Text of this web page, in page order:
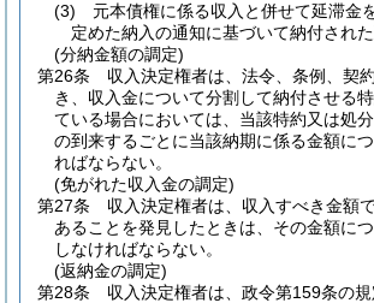
(3)
元本債権に係る収入と併せて延滞金
定めた納入の通知に基づいて納付され
(分納金額の調定)
第26条
収入決定権者は、法令、条例、契
き、収入金について分割して納付させる
ている場合においては、当該特約又は処
の到来するごとに当該納期に係る金額に
ればならない。
(免がれた収入金の調定)
第27条
収入決定権者は、収入すべき金額
あることを発見したときは、その金額に
しなければならない。
(返納金の調定)
第28条
収入決定権者は、政令第159条の